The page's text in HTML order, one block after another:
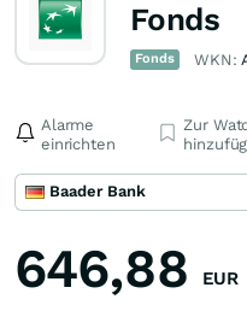
Fonds
Fonds WKN:
Alarme
einrichten
Zur
Baader Bank
646,88 EUR